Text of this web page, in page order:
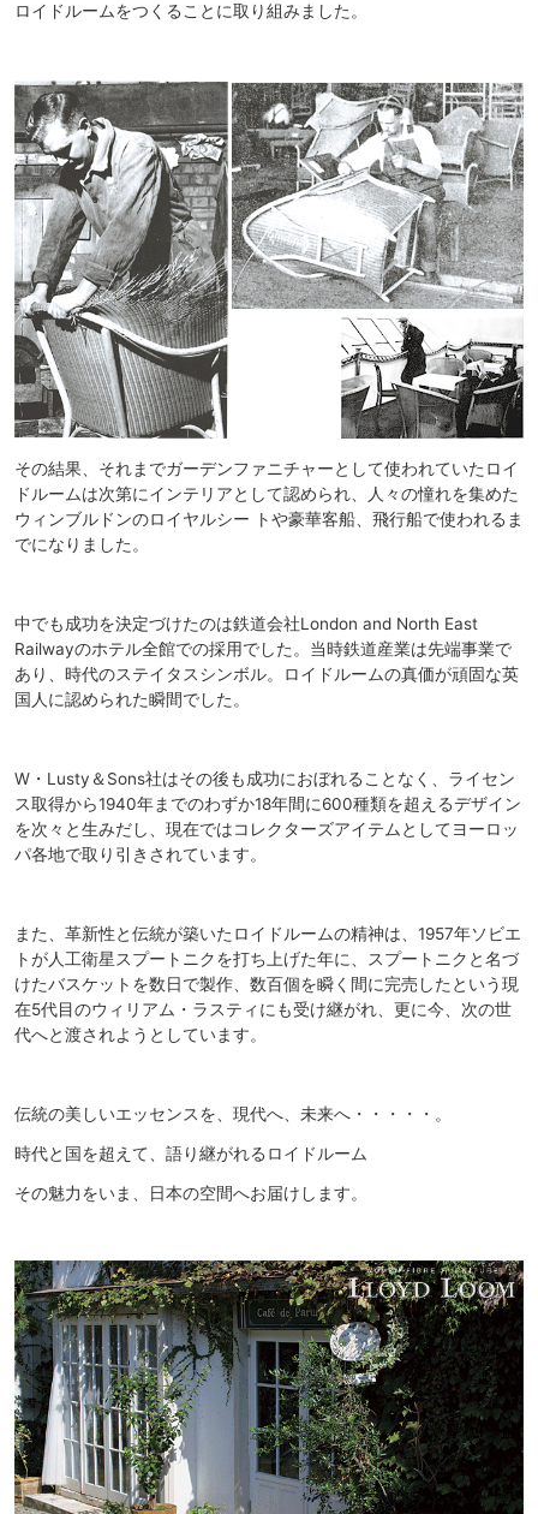
ロイドルームをつくることに取り組みました。
その結果、それまでガーデンファニチャーとして使われていたロイ
ドルームは次第にインテリアとして認められ、人々の憧れを集めた
ウィンブルドンのロイヤルシー トや豪華客船、飛行船で使われるま
でになりました。
中でも成功を決定づけたのは鉄道会社London and North East
Railwayのホテル全館での採用でした。当時鉄道産業は先端事業で
あり、時代のステイタスシンボル。ロイドルームの真価が頑固な英
国人に認められた瞬間でした。
W・Lusty＆Sons社はその後も成功におぼれることなく、ライセン
ス取得から1940年までのわずか18年間に600種類を超えるデザイン
を次々と生みだし、現在ではコレクターズアイテムとしてヨーロッ
パ各地で取り引きされています。
また、革新性と伝統が築いたロイドルームの精神は、1957年ソビエ
トが人工衛星スプートニクを打ち上げた年に、スプートニクと名づ
けたバスケットを数日で製作、数百個を瞬く間に完売したという現
在5代目のウィリアム・ラスティにも受け継がれ、更に今、次の世
代へと渡されようとしています。
伝統の美しいエッセンスを、現代へ、未来へ・・・・・。
時代と国を超えて、語り継がれるロイドルーム
その魅力をいま、日本の空間へお届けします。